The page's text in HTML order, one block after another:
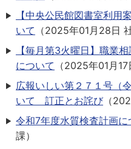
【中央公民館図書室利用
いて （2025年01月28日
【毎月第3火曜日】職業
について （2025年01月17
広報いしい第２７１号（
いて 訂正とお詫び（
令和7年度水質検査計画に
課）